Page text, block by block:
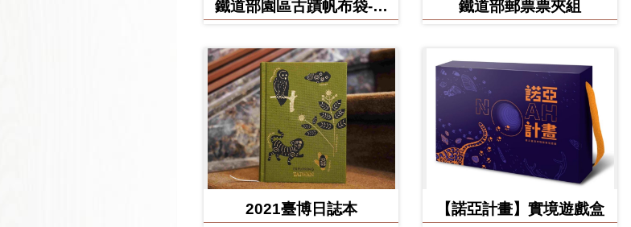
鐵道部園區古蹟帆布袋-食
鐵道部郵票票夾組
2021臺博日誌本 【諾亞計畫】實境遊戲盒